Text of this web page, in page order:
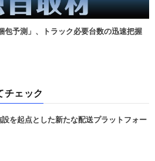
包予測」、トラック必要台数の迅速把握
チェック
を起点とした新たな配送プラットフォー